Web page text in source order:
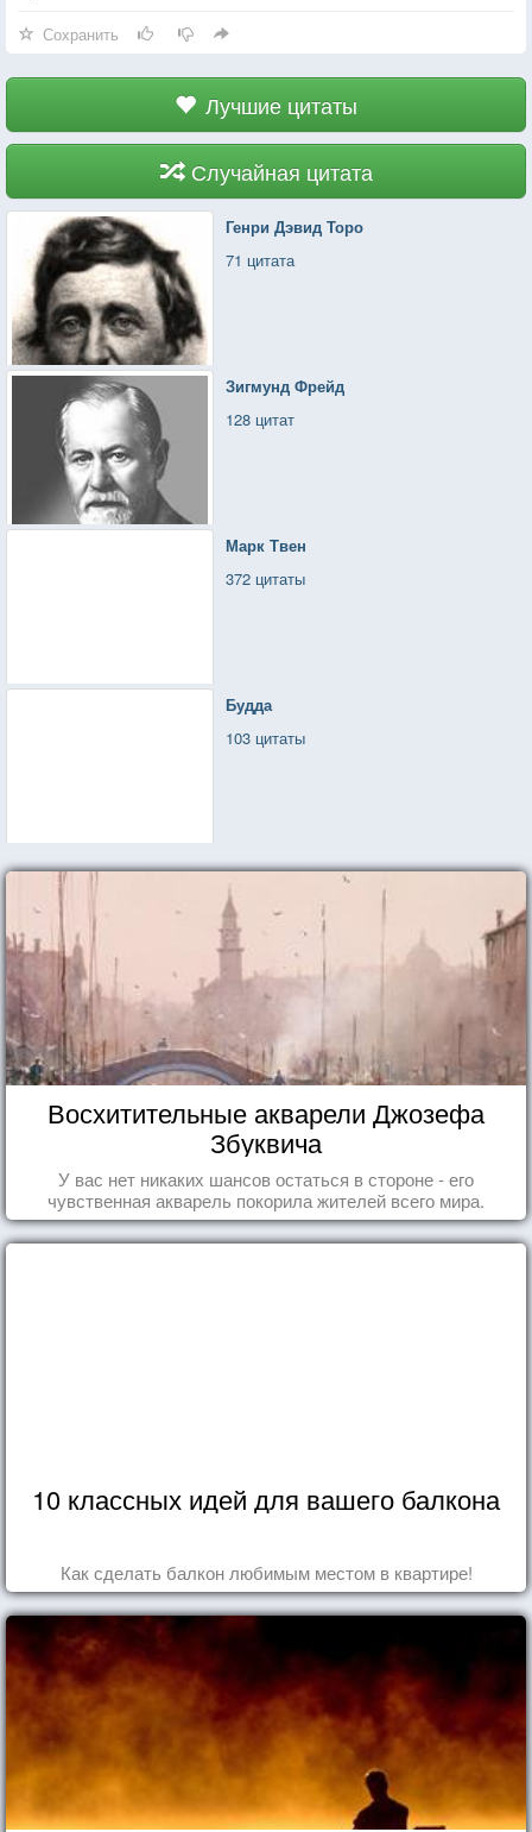
Сохранить
Лучшие цитаты
Случайная цитата
Генри Дэвид Торо
71 цитата
Зигмунд Фрейд
128 цитат
Марк Твен
372 цитаты
Будда
103 цитаты
Восхитительные акварели Джозефа
Збуквича
У вас нет никаких шансов остаться в стороне - его
чувственная акварель покорила жителей всего мира.
10 классных идей для вашего балкона
Как сделать балкон любимым местом в квартире!